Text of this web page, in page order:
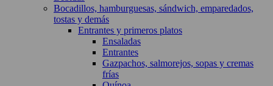
Bocadillos, hamburguesas, sándwich, emparedados,
tostas y demás
Entrantes y primeros platos
Ensaladas
Entrantes
Gazpachos, salmorejos, sopas y cremas
frías